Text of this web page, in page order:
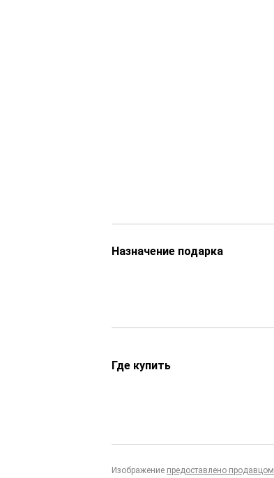
Назначение подарка
Где купить
Изображение предоставлено продавцом